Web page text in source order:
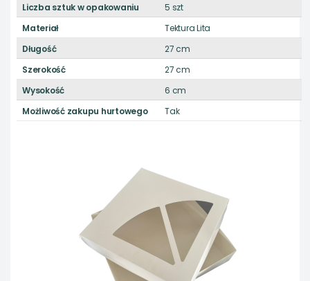
Liczba sztuk w opakowaniu
5 szt
Materiał
Tektura Lita
Długość
27 cm
Szerokość
27 cm
Wysokość
6 cm
Możliwość zakupu hurtowego
Tak